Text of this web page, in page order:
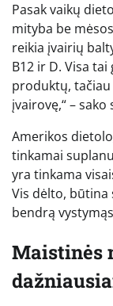
Pasak vaikų
mityba be
reikia įvairių
B12 ir D. Visa
produktų,
įvairovę,“ – sako
Amerikos
tinkamai
yra tinkama
Vis dėlto, būtina
bendrą
Maistinės